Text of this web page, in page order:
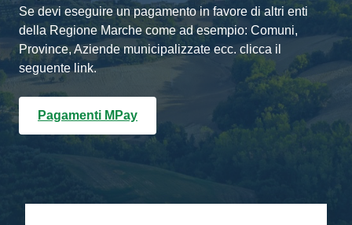
Se devi eseguire un pagamento in favore di altri enti
della Regione Marche come ad esempio: Comuni,
Province, Aziende municipalizzate ecc. clicca il
seguente link.
Pagamenti MPay